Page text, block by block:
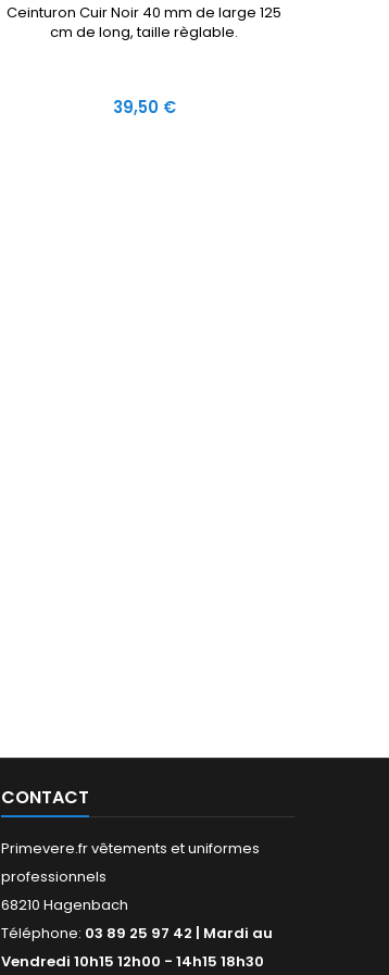
Ceinturon Cuir Noir 40 mm de large 125
cm de long, taille règlable.
Prix
39,50 €
CONTACT
Primevere.fr vêtements et uniformes
professionnels
68210 Hagenbach
Téléphone: 03 89 25 97 42 | Mardi au
Vendredi 10h15 12h00 - 14h15 18h30